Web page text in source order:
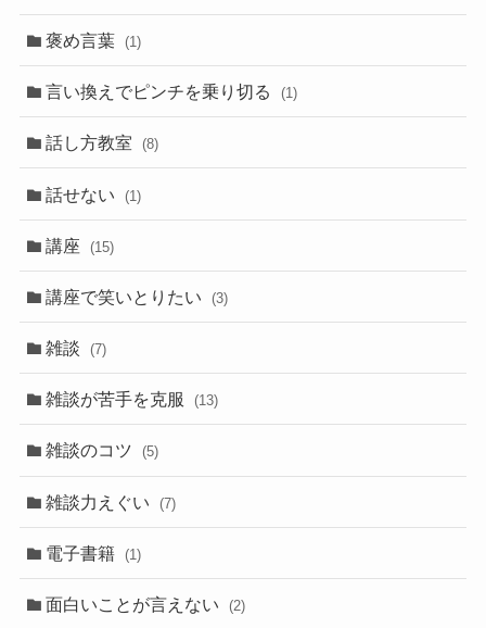
褒め言葉 (1)
言い換えでピンチを乗り切る (1)
話し方教室 (8)
話せない (1)
講座 (15)
講座で笑いとりたい (3)
雑談 (7)
雑談が苦手を克服 (13)
雑談のコツ (5)
雑談力えぐい (7)
電子書籍 (1)
面白いことが言えない (2)